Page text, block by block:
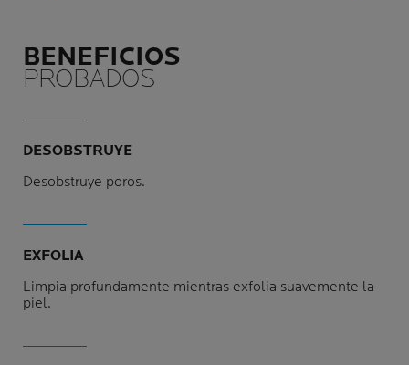
BENEFICIOS
PROBADOS
DESOBSTRUYE
Desobstruye poros.
EXFOLIA
Limpia profundamente mientras exfolia suavemente la
piel.